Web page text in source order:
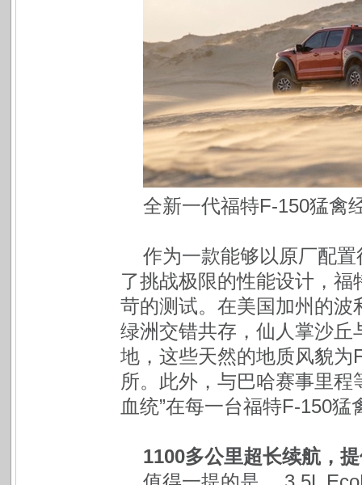
全新一代福特F-150猛禽
作为一款能够以原厂配置
了挑战极限的性能设计，
苛的测试。在美国加州的波
绿洲交错共存，仙人掌沙
地，这些天然的地质风貌
所。此外，与巴哈赛事里程
血统”在每一台福特F-150猛
1100多公里超长续航，